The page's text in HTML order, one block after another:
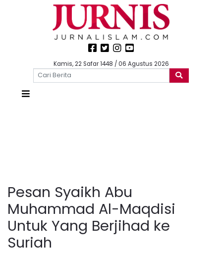
Kamis, 22 Safar 1448 / 06 Agustus 2026
Pesan Syaikh Abu
Muhammad Al-Maqdisi
Untuk Yang Berjihad ke
Suriah